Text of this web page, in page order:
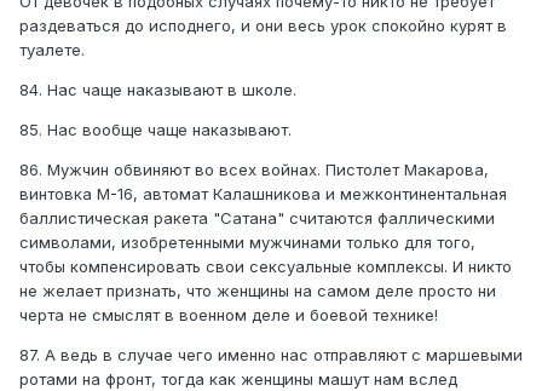
раздеваться до исподнего, и они весь урок спокойно курят в
туалете.
84. Нас чаще наказывают в школе.
85. Нас вообще чаще наказывают.
86. Мужчин обвиняют во всех войнах. Пистолет Макарова,
винтовка М-16, автомат Калашникова и межконтинентальная
баллистическая ракета "Сатана" считаются фаллическими
символами, изобретенными мужчинами только для того,
чтобы компенсировать свои сексуальные комплексы. И никто
не желает признать, что женщины на самом деле просто ни
черта не смыслят в военном деле и боевой технике!
87. А ведь в случае чего именно нас отправляют с маршевыми
ротами на фронт, тогда как женщины машут нам вслед